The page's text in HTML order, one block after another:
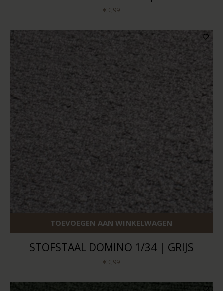
€ 0,99
TOEVOEGEN AAN WINKELWAGEN
STOFSTAAL DOMINO 1/34 | GRIJS
€ 0,99